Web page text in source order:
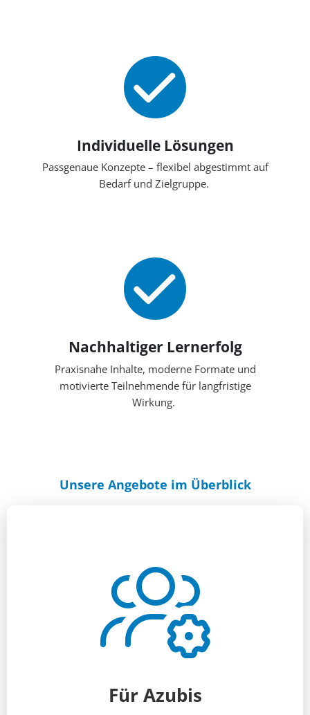
Individuelle Lösungen
Passgenaue Konzepte – flexibel abgestimmt auf
Bedarf und Zielgruppe.
Nachhaltiger Lernerfolg
Praxisnahe Inhalte, moderne Formate und
motivierte Teilnehmende für langfristige
Wirkung.
Unsere Angebote im Überblick
Für Azubis